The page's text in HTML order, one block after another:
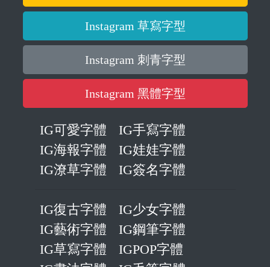
Instagram 草寫字型
Instagram 刺青字型
Instagram 黑體字型
IG可愛字體
IG手寫字體
IG海報字體
IG娃娃字體
IG潦草字體
IG簽名字體
IG復古字體
IG少女字體
IG藝術字體
IG鋼筆字體
IG草寫字體
IGPOP字體